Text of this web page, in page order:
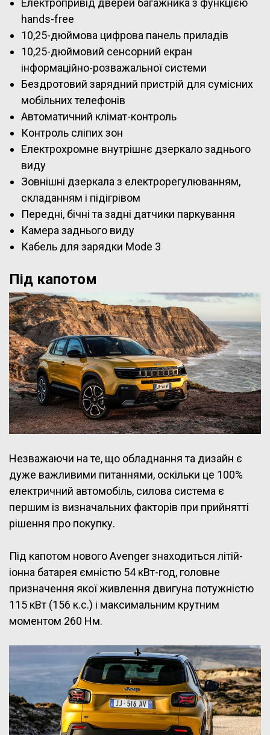
Електропривід дверей багажника з функцією
hands-free
10,25-дюймова цифрова панель приладів
10,25-дюймовий сенсорний екран
інформаційно-розважальної системи
Бездротовий зарядний пристрій для сумісних
мобільних телефонів
Автоматичний клімат-контроль
Контроль сліпих зон
Електрохромне внутрішнє дзеркало заднього
виду
Зовнішні дзеркала з електрорегулюванням,
складанням і підігрівом
Передні, бічні та задні датчики паркування
Камера заднього виду
Кабель для зарядки Mode 3
Під капотом
Незважаючи на те, що обладнання та дизайн є
дуже важливими питаннями, оскільки це 100%
електричний автомобіль, силова система є
першим із визначальних факторів при прийнятті
рішення про покупку.
Під капотом нового Avenger знаходиться літій-
іонна батарея ємністю 54 кВт-год, головне
призначення якої живлення двигуна потужністю
115 кВт (156 к.с.) і максимальним крутним
моментом 260 Нм.